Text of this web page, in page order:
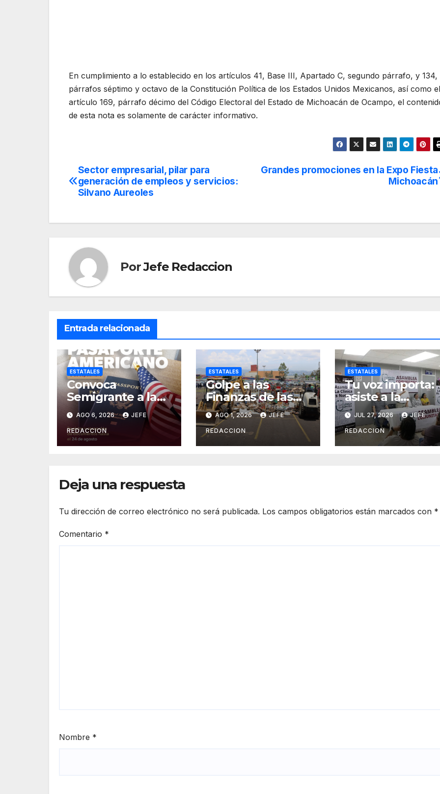
En cumplimiento a lo establecido en los artículos 41, Base III, Apartado C, segundo párrafo, y 134,
párrafos séptimo y octavo de la Constitución Política de los Estados Unidos Mexicanos, así como el
artículo 169, párrafo décimo del Código Electoral del Estado de Michoacán de Ocampo, el
de esta nota es solamente de carácter informativo.
Navegación
de
Grandes promociones en la Expo Fiesta
Michoacán
Sector empresarial, pilar para
generación de empleos y servicios:
Silvano Aureoles
PorJefe Redaccion
Entrada relacionada
ESTATALES
Convoca
Semigrante a la
Feria del
Pasaporte
Estadounidense
2026
AGO 6, 2026 JEFE
REDACCION
ESTATALES
Golpe a las
Finanzas de las
Organizaciones
Criminales en
Operativos
Interinstitucional
AGO 1, 2026 JEFE
REDACCION
ESTATALES
Tu voz importa:
asiste a la
asamblea y
transforma tu
clínica del IMSS-
Bienestar
JUL 27, 2026 JEFE
REDACCION
Deja una respuesta
Tu dirección de correo electrónico no será publicada. Los campos obligatorios están marcados con *
Comentario *
Nombre *